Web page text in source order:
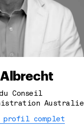
du Conseil
Australie
complet